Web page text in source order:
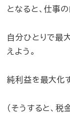
となると、仕事
自分ひとりで最
えよう。
純利益を最大化
（そうすると、税